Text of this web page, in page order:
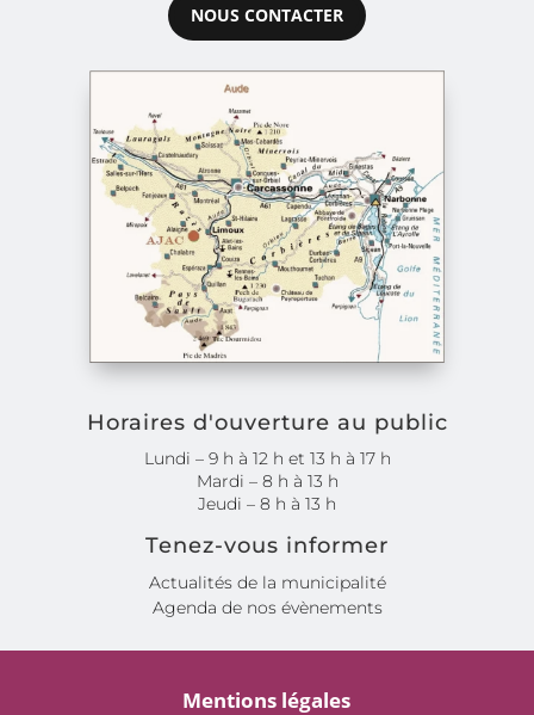
NOUS CONTACTER
Horaires d'ouverture au public
Lundi – 9 h à 12 h et 13 h à 17 h
Mardi – 8 h à 13 h
Jeudi – 8 h à 13 h
Tenez-vous informer
Actualités de la municipalité
Agenda de nos évènements
Mentions légales